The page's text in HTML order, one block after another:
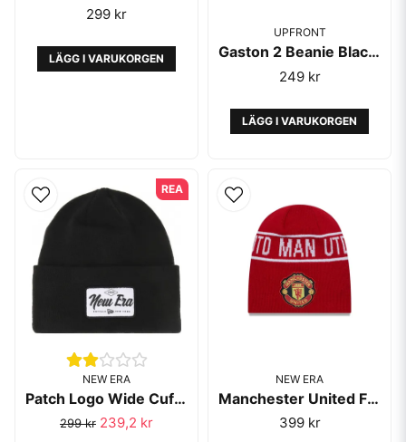
299 kr
LÄGG I VARUKORGEN
UPFRONT
Gaston 2 Beanie Black - Upfront
249 kr
LÄGG I VARUKORGEN
NEW ERA
Patch Logo Wide Cuff Knit Black - New Era
299 kr 239,2 kr
REA
NEW ERA
Manchester United FC Red Cuff Knit Beanie - New Era
399 kr